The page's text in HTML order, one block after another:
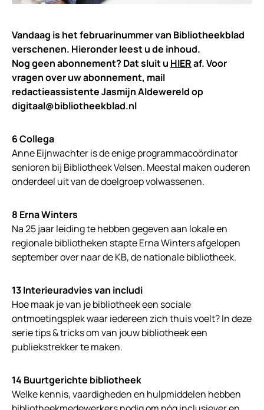
Vandaag is het februarinummer van Bibliotheekblad
verschenen. Hieronder leest u de inhoud.
Nog geen abonnement? Dat sluit u HIERaf. Voor
vragen over uw abonnement, mail
redactieassistente Jasmijn Aldewereld op
digitaal@bibliotheekblad.nl
6 Collega
Anne Eijnwachter is de enige programmacoördinator
senioren bij Bibliotheek Velsen. Meestal maken ouderen
onderdeel uit van de doelgroep volwassenen.
8 Erna Winters
Na 25 jaar leiding te hebben gegeven aan lokale en
regionale bibliotheken stapte Erna Winters afgelopen
september over naar de KB, de nationale bibliotheek.
13 Interieuradvies van includi
Hoe maak je van je bibliotheek een sociale
ontmoetingsplek waar iedereen zich thuis voelt? In deze
serie tips & tricks om van jouw bibliotheek een
publiekstrekker te maken.
14 Buurtgerichte bibliotheek
Welke kennis, vaardigheden en hulpmiddelen hebben